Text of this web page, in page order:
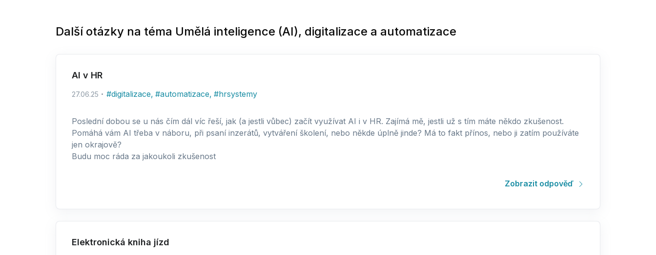
Další otázky na téma Umělá inteligence (AI), digitalizace a automatizace
AI v HR
27.06.25 #digitalizace, #automatizace, #hrsystemy
Poslední dobou se u nás čím dál víc řeší, jak (a jestli vůbec) začít využívat AI i v HR. Zajímá mě, jestli už s tím máte někdo zkušenost.
Pomáhá vám AI třeba v náboru, při psaní inzerátů, vytváření školení, nebo někde úplně jinde? Má to fakt přínos, nebo ji zatím používáte
jen okrajově?
Budu moc ráda za jakoukoli zkušenost
Zobrazit odpověď
Elektronická kniha jízd